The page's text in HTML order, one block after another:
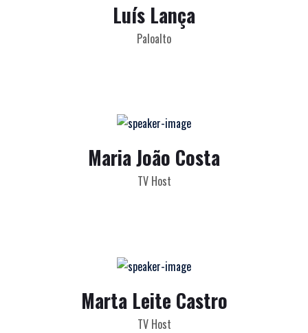
Luís Lança
Paloalto
Maria João Costa
TV Host
Marta Leite Castro
TV Host